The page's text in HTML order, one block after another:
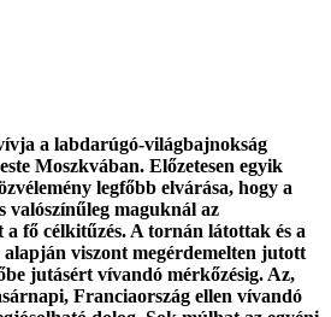
a labdarúgó-világbajnokság
Moszkvában. Előzetesen egyik
legfőbb elvárása, hogy a
valószínűleg maguknál az
a fő célkitűzés. A tornán látottak és a
alapján viszont megérdemelten jutott
jutásért vívandó mérkőzésig. Az,
Franciaország ellen vívandó